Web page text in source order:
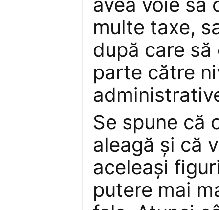
multe taxe,
după care
parte către
Se spune că
aleagă şi că
aceleaşi
putere mai